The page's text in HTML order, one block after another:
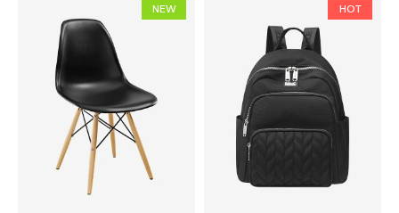
NEW HOT